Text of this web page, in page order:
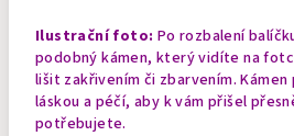
Ilustrační foto: Po rozbalení
podobný kámen, který vidíte na
lišit zakřivením či zbarvením. Kámen
láskou a péčí, aby k vám přišel
potřebujete.